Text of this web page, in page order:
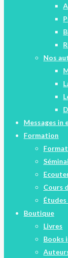
Nos
Messages in
Formation
Cours
Boutique
Livres
Books